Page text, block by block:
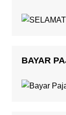
BAYAR